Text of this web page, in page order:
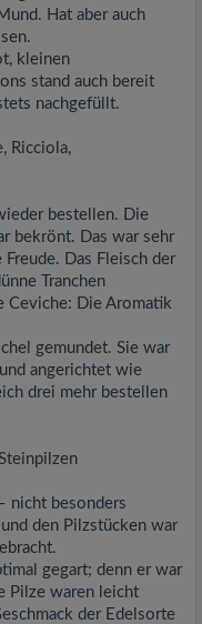
Hat aber auch
kleinen
stand auch bereit
nachgefüllt.
Ricciola,
bestellen. Die
bekrönt. Das war sehr
Das Fleisch der
Tranchen
Ceviche: Die Aromatik
gemundet. Sie war
angerichtet wie
drei mehr bestellen
nicht besonders
den Pilzstücken war
gegart; denn er war
Pilze waren leicht
der Edelsorte